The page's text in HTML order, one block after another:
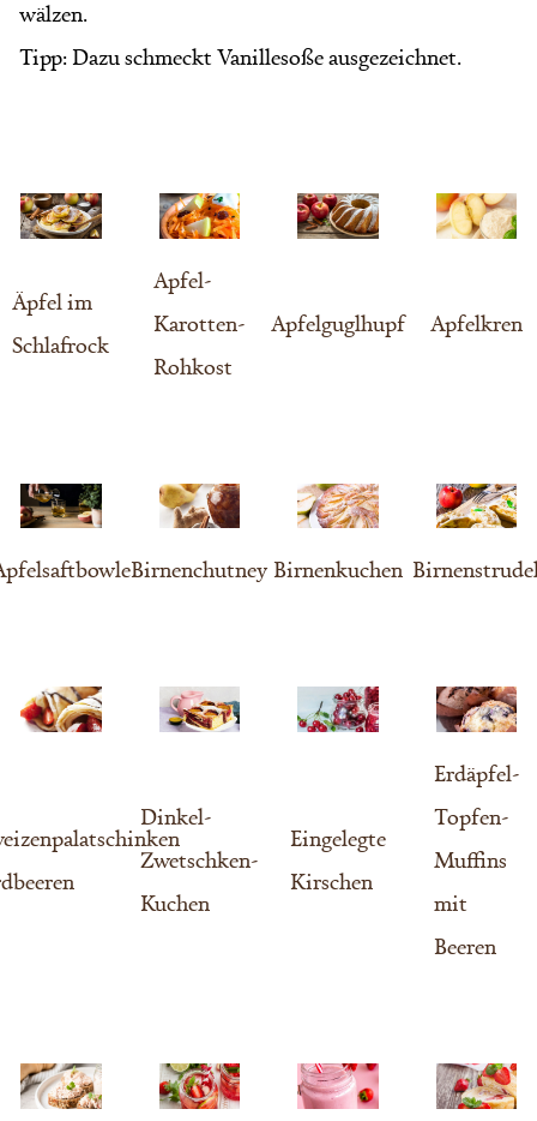
wälzen.
Tipp: Dazu schmeckt Vanillesoße ausgezeichnet.
Äpfel im
Schlafrock
Apfel-
Karotten-
Rohkost
Apfelguglhupf Apfelkren
BirnenchutneyBirnenkuchen
Dinkel-
Zwetschken-
Kuchen
Eingelegte
Kirschen
Erdäpfel-
Topfen-
Muffins
mit
Beeren